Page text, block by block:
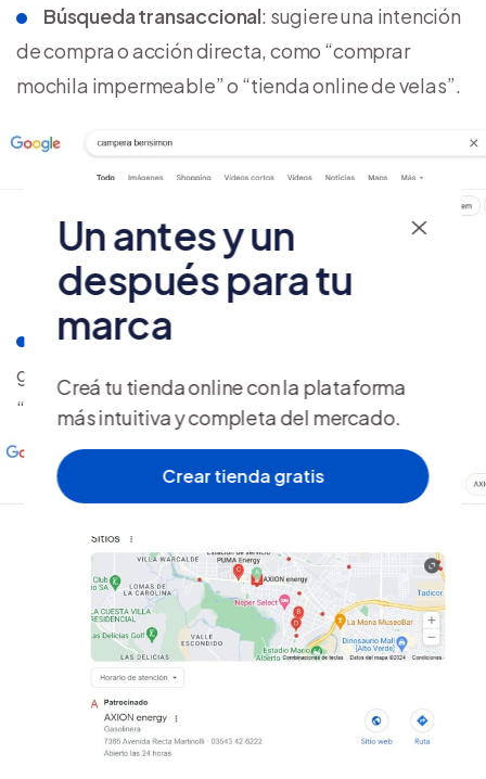
Búsqueda transaccional: sugiere una intención
de compra o acción directa, como “comprar
mochila impermeable” o “tienda online de velas”.
Búsqueda local
geográfico, como “cafetería en Palermo” o
“tienda de ropa en Córdoba”.
Un antes y un
después para tu
marca
Creá tu tienda online con la plataforma
más intuitiva y completa del mercado.
Crear tienda gratis